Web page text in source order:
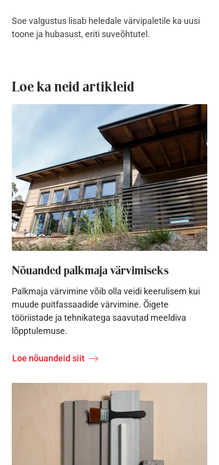
Soe valgustus lisab heledale värvipaletile ka uusi
toone ja hubasust, eriti suveõhtutel.
Loe ka neid artikleid
Nõuanded palkmaja värvimiseks
Palkmaja värvimine võib olla veidi keerulisem kui
muude puitfassaadide värvimine. Õigete
tööriistade ja tehnikatega saavutad meeldiva
lõpptulemuse.
Loe nõuandeid siit